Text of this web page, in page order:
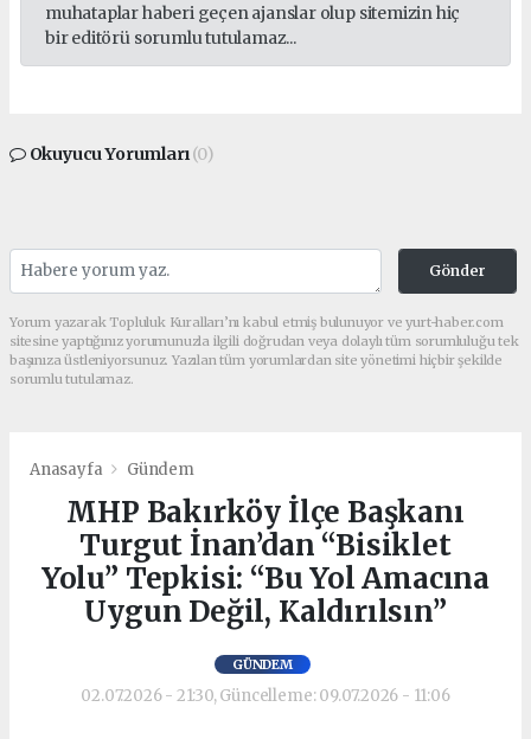
muhataplar haberi geçen ajanslar olup sitemizin hiç
bir editörü sorumlu tutulamaz...
Okuyucu Yorumları(0)
Gönder
Yorum yazarak Topluluk Kuralları’nı kabul etmiş bulunuyor ve yurt-haber.com
sitesine yaptığınız yorumunuzla ilgili doğrudan veya dolaylı tüm sorumluluğu tek
başınıza üstleniyorsunuz. Yazılan tüm yorumlardan site yönetimi hiçbir şekilde
sorumlu tutulamaz.
Anasayfa Gündem
MHP Bakırköy İlçe Başkanı
Turgut İnan’dan “Bisiklet
Yolu” Tepkisi: “Bu Yol Amacına
Uygun Değil, Kaldırılsın”
GÜNDEM
02.07.2026 - 21:30, Güncelleme: 09.07.2026 - 11:06